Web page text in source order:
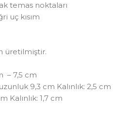
temas noktaları
uç kısım
üretilmiştir.
– 7,5 cm
9,3 cm Kalınlık: 2,5 cm
Kalınlık: 1,7 cm